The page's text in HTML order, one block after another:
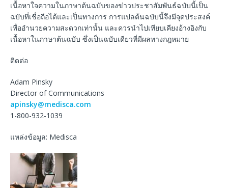
เนื้อหาใจความในภาษาต้นฉบับของข่าวประชาสัมพันธ์ฉบับนี้เป็น
ฉบับที่เชื่อถือได้และเป็นทางการ การแปลต้นฉบับนี้จึงมีจุดประสงค์
เพื่ออำนวยความสะดวกเท่านั้น และควรนำไปเทียบเคียงอ้างอิงกับ
เนื้อหาในภาษาต้นฉบับ ซึ่งเป็นฉบับเดียวที่มีผลทางกฎหมาย
ติดต่อ
Adam Pinsky
Director of Communications
apinsky@medisca.com
1-800-932-1039
แหล่งข้อมูล: Medisca